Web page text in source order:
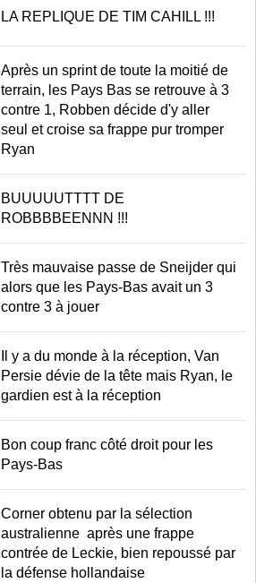
LA REPLIQUE DE TIM CAHILL !!!
Après un sprint de toute la moitié de
terrain, les Pays Bas se retrouve à 3
contre 1, Robben décide d'y aller
seul et croise sa frappe pur tromper
Ryan
BUUUUUTTTT DE
ROBBBBEENNN !!!
Très mauvaise passe de Sneijder qui
alors que les Pays-Bas avait un 3
contre 3 à jouer
Il y a du monde à la réception, Van
Persie dévie de la tête mais Ryan, le
gardien est à la réception
Bon coup franc côté droit pour les
Pays-Bas
Corner obtenu par la sélection
australienne après une frappe
contrée de Leckie, bien repoussé par
la défense hollandaise